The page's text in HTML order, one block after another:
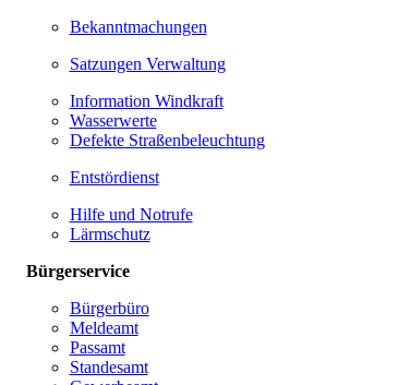
Bekanntmachungen
Satzungen Verwaltung
Information Windkraft
Wasserwerte
Defekte Straßenbeleuchtung
Entstördienst
Hilfe und Notrufe
Lärmschutz
Bürgerservice
Bürgerbüro
Meldeamt
Passamt
Standesamt